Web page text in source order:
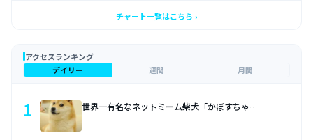
チャート一覧はこちら ›
アクセスランキング
デイリー
週間 月間
1 世界一有名なネットミーム柴犬「かぼすちゃ…